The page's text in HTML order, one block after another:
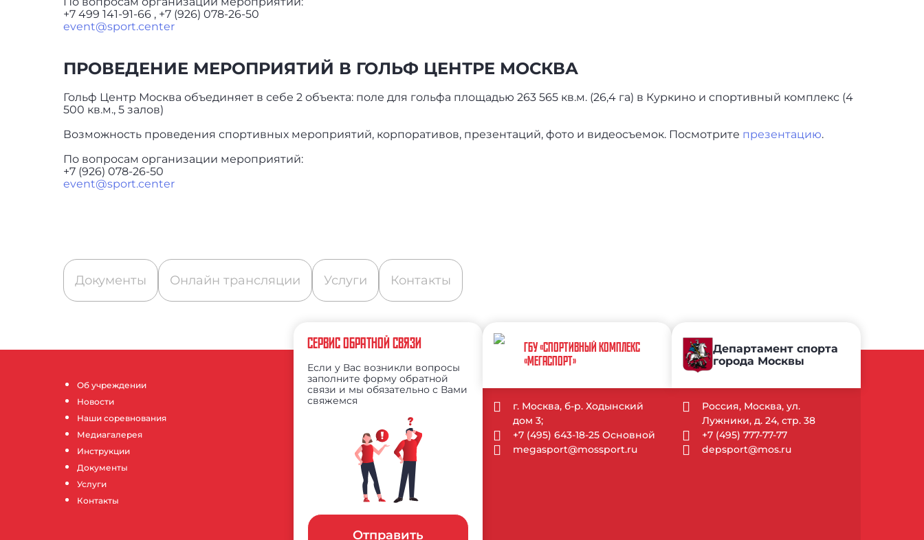
+7 499 141-91-66 , +7 (926) 078-26-50
event@sport.center
ПРОВЕДЕНИЕ МЕРОПРИЯТИЙ В ГОЛЬФ ЦЕНТРЕ МОСКВА
Гольф Центр Москва объединяет в себе 2 объекта: поле для гольфа площадью 263 565 кв.м. (26,4 га) в Куркино и спортивный комплекс (4
500 кв.м., 5 залов)
Возможность проведения спортивных мероприятий, корпоративов, презентаций, фото и видеосъемок. Посмотрите презентацию.
По вопросам организации мероприятий:
+7 (926) 078-26-50
event@sport.center
Документы Онлайн трансляции Услуги Контакты
Об учреждении
Новости
Наши соревнования
Медиагалерея
Инструкции
Документы
Услуги
Контакты
СЕРВИС ОБРАТНОЙ СВЯЗИ
Если у Вас возникли вопросы
заполните форму обратной
связи и мы обязательно с Вами
свяжемся
Отправить
ГБУ «СПОРТИВНЫЙ КОМПЛЕКС
«МЕГАСПОРТ»
г. Москва, б-р. Ходынский
дом 3;
+7 (495) 643-18-25 Основной
megasport@mossport.ru
Департамент спорта
города Москвы
Россия, Москва, ул.
Лужники, д. 24, стр. 38
+7 (495) 777-77-77
depsport@mos.ru